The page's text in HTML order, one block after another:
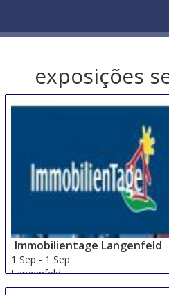
exposições
Immobilientage Langenfeld
1 Sep - 1 Sep
Langenfeld
Germany